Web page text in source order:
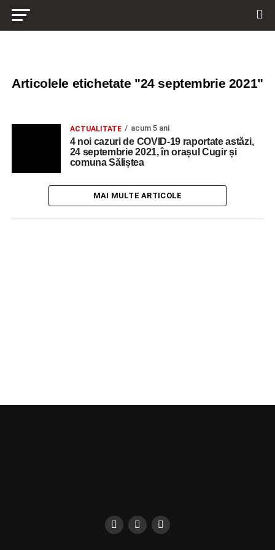
Articolele etichetate "24 septembrie 2021"
ACTUALITATE acum 5 ani
4 noi cazuri de COVID-19 raportate astăzi,
24 septembrie 2021, în orașul Cugir și
comuna Săliștea
MAI MULTE ARTICOLE